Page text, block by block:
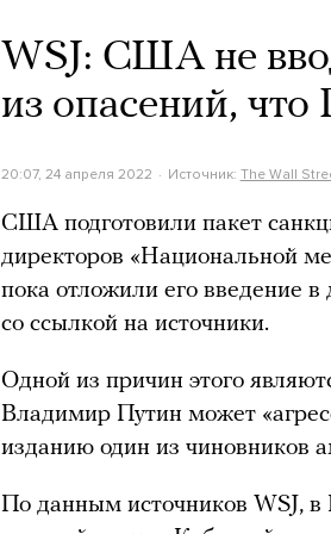
WSJ: США не
из опасений, что
20:07, 24 апреля 2022 Источник: The Wall
США подготовили пакет
директоров «Национальной
пока отложили его введение
со ссылкой на источники.
Одной из причин этого
Владимир Путин может
изданию один из чиновников
По данным источников WSJ, в